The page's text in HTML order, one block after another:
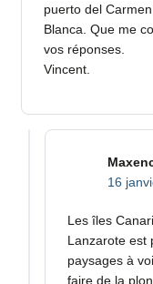
puerto del
Blanca. Que me
vos réponses.
Vincent.
16
Les îles
Lanzarote est
paysages à
faire de la